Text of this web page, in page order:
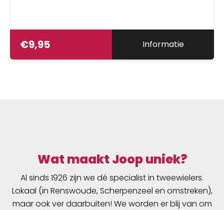
€9,95 Informatie
Wat maakt Joop uniek?
Al sinds 1926 zijn we dé specialist in tweewielers.
Lokaal (in Renswoude, Scherpenzeel en omstreken),
maar ook ver daarbuiten! We worden er blij van om